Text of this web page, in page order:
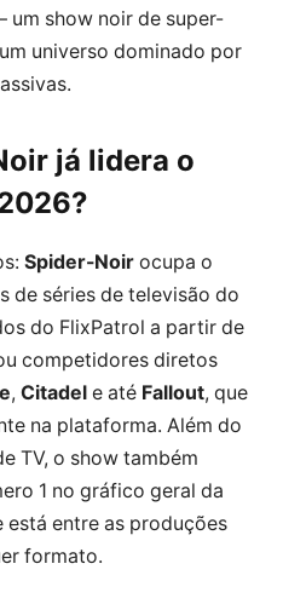
show noir de super-
universo dominado por
já lidera o
Spider-Noir ocupa o
de séries de televisão do
do FlixPatrol a partir de
competidores diretos
, Citadel e até Fallout, que
na plataforma. Além do
TV, o show também
1 no gráfico geral da
entre as produções
formato.